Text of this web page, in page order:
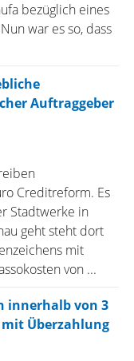
bezüglich eines
war es so, dass
Auftraggeber
Creditreform. Es
Stadtwerke in
geht steht dort
mit
von ...
innerhalb von 3
Überzahlung